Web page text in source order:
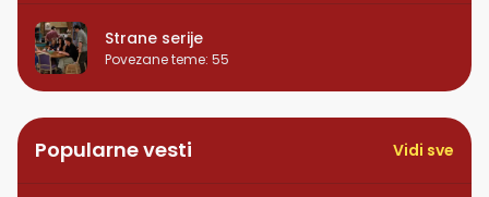
Strane serije
Povezane teme: 55
Popularne vesti Vidi sve